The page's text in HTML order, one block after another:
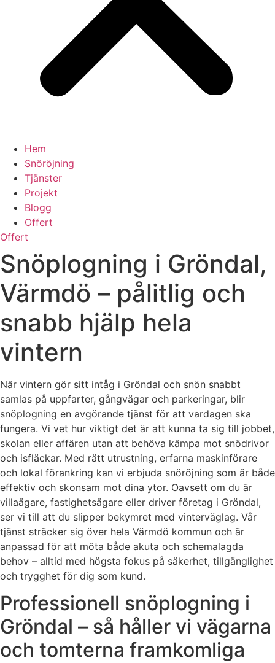
Hem
Snöröjning
Tjänster
Projekt
Blogg
Offert
Offert
Snöplogning i Gröndal,
Värmdö – pålitlig och
snabb hjälp hela
vintern
När vintern gör sitt intåg i Gröndal och snön snabbt
samlas på uppfarter, gångvägar och parkeringar, blir
snöplogning en avgörande tjänst för att vardagen ska
fungera. Vi vet hur viktigt det är att kunna ta sig till jobbet,
skolan eller affären utan att behöva kämpa mot snödrivor
och isfläckar. Med rätt utrustning, erfarna maskinförare
och lokal förankring kan vi erbjuda snöröjning som är både
effektiv och skonsam mot dina ytor. Oavsett om du är
villaägare, fastighetsägare eller driver företag i Gröndal,
ser vi till att du slipper bekymret med vinterväglag. Vår
tjänst sträcker sig över hela Värmdö kommun och är
anpassad för att möta både akuta och schemalagda
behov – alltid med högsta fokus på säkerhet, tillgänglighet
och trygghet för dig som kund.
Professionell snöplogning i
Gröndal – så håller vi vägarna
och tomterna framkomliga